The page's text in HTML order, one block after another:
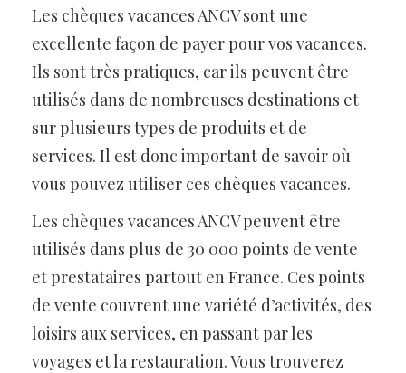
Les chèques vacances ANCV sont une
excellente façon de payer pour vos vacances.
Ils sont très pratiques, car ils peuvent être
utilisés dans de nombreuses destinations et
sur plusieurs types de produits et de
services. Il est donc important de savoir où
vous pouvez utiliser ces chèques vacances.
Les chèques vacances ANCV peuvent être
utilisés dans plus de 30 000 points de vente
et prestataires partout en France. Ces points
de vente couvrent une variété d’activités, des
loisirs aux services, en passant par les
voyages et la restauration. Vous trouverez